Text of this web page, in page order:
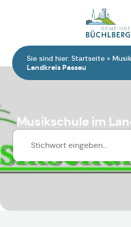
Sie sind hier: Startseite » Musik
Landkreis Passau
Musikschule im